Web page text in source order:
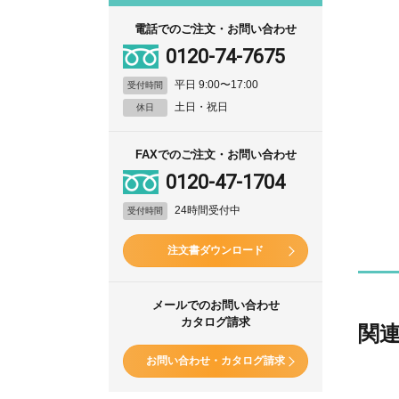
電話でのご注文・お問い合わせ
0120-74-7675
受付時間 平日 9:00〜17:00
休日 土日・祝日
FAXでのご注文・お問い合わせ
0120-47-1704
受付時間 24時間受付中
注文書ダウンロード
メールでのお問い合わせ
カタログ請求
お問い合わせ・カタログ請求
関